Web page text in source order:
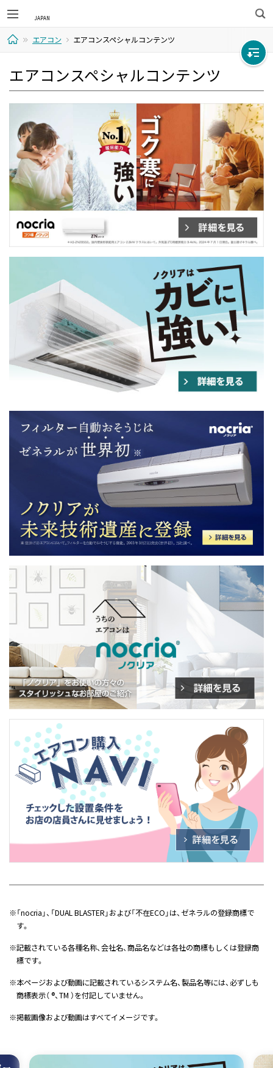
検
索
ー
エアコン エアコンスペシャルコンテンツ
エアコンスペシャルコンテンツ
※「nocria」、「DUAL BLASTER」および「不在ECO」は、ゼネラルの登録商標で
す。
※記載されている各種名称、会社名、商品名などは各社の商標もしくは登録商
標です。
※本ページおよび動画に記載されているシステム名、製品名等には、必ずしも
商標表示（ ®、TM ）を付記していません。
※掲載画像および動画はすべてイメージです。